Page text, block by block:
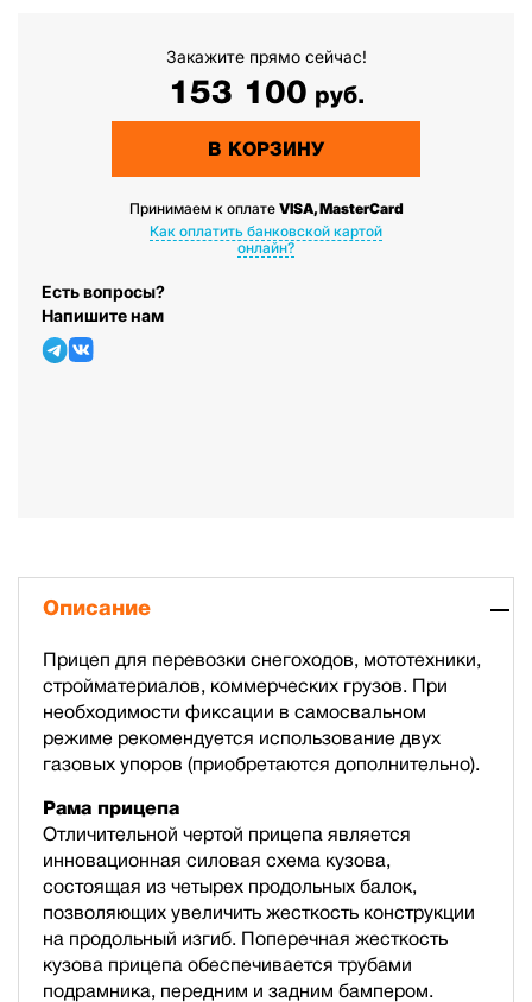
Закажите прямо сейчас!
153 100 руб.
В КОРЗИНУ
Принимаем к оплате VISA, MasterCard
Как оплатить банковской картой
онлайн?
Есть вопросы?
Напишите нам
Описание
Прицеп для перевозки снегоходов, мототехники,
стройматериалов, коммерческих грузов. При
необходимости фиксации в самосвальном
режиме рекомендуется использование двух
газовых упоров (приобретаются дополнительно).
Рама прицепа
Отличительной чертой прицепа является
инновационная силовая схема кузова,
состоящая из четырех продольных балок,
позволяющих увеличить жесткость конструкции
на продольный изгиб. Поперечная жесткость
кузова прицепа обеспечивается трубами
подрамника, передним и задним бампером.